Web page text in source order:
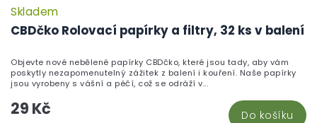
CBDčko Rolovací papírky a filtry, 32 ks v balení
Skladem
29 Kč Do košíku
Objevte nové nebělené papírky CBDčko, které jsou tady, aby vám
poskytly nezapomenutelný zážitek z balení i kouření. Naše papírky
jsou vyrobeny s vášní a péčí, což se odráží v...